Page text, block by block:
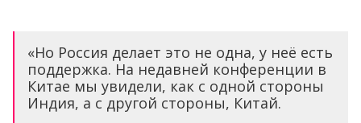
«Но Россия делает это не одна, у неё есть
поддержка. На недавней конференции в
Китае мы увидели, как с одной стороны
Индия, а с другой стороны, Китай.